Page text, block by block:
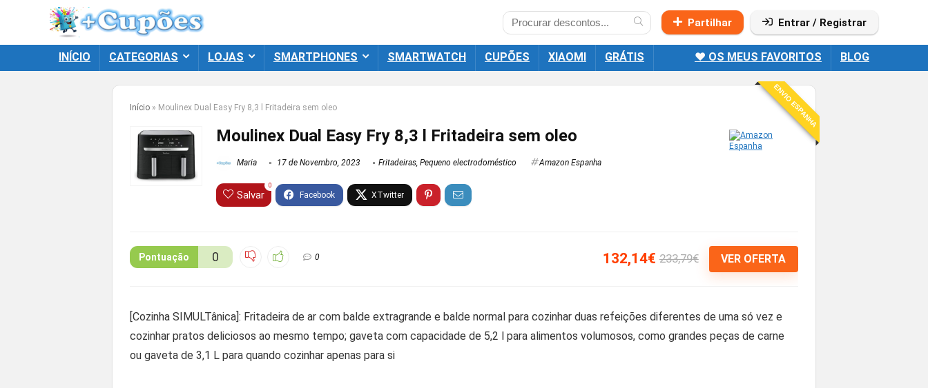
Partilhar Entrar / Registrar
INÍCIO CATEGORIAS LOJAS SMARTPHONES SMARTWATCH CUPÕES XIAOMI GRÁTIS ❤️ OS MEUS FAVORITOS BLOG
Início » Moulinex Dual Easy Fry 8,3 l Fritadeira sem oleo ENVIO ESPANHA
Moulinex Dual Easy Fry 8,3 l Fritadeira sem oleo
Maria 17 de Novembro, 2023 Fritadeiras, Pequeno electrodoméstico Amazon Espanha
Salvar
0
Pontuação 0 0 132,14€ 233,79€ VER OFERTA
[Cozinha SIMULTânica]: Fritadeira de ar com balde extragrande e balde normal para cozinhar duas refeições diferentes de uma só vez e
cozinhar pratos deliciosos ao mesmo tempo; gaveta com capacidade de 5,2 l para alimentos volumosos, como grandes peças de carne
ou gaveta de 3,1 L para quando cozinhar apenas para si